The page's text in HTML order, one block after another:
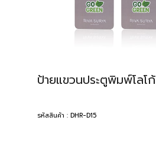
ป้ายแขวนประตูพิมพ์โลโก้
รหัสสินค้า : DHR-D15